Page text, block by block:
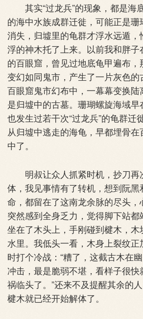
其实“过龙兵”的现象，都是海
的海中水族成群迁徙，可能正是珊
消失，归墟里的龟群才浮水远遁
浮的神木托了上来。以前我和胖
的百眼窟，曾见过地底龟甲遍布，
变幻如同鬼市，产生了一片灰色的
百眼窟鬼市幻布中，一幕幕变换
是归墟中的古墓。珊瑚螺旋海域早
也发生过若干次“过龙兵”的龟群迁
从归墟中逃走的海龟，早都埋骨
中了。
明叔让众人抓紧时机，抄刀再
体，我见事情有了转机，想到阮黑
命，都留在了这南龙余脉的尽头，
突然感到全身乏力，觉得脚下站
坐在了木头上，手刚碰到楗木，
水里。我低头一看，木身上裂纹
时打个冷战：“糟了，这截古木在
冲击，最是脆弱不堪，看样子很
祸临头了。”还来不及提醒其余的
楗木就已经开始解体了。